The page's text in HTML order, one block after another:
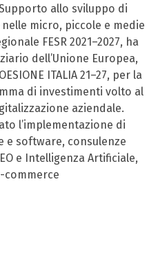
allo sviluppo di
micro, piccole e medie
FESR 2021–2027, ha
dell’Unione Europea,
ITALIA 21–27, per la
di investimenti volto al
aziendale.
l’implementazione di
software, consulenze
e Intelligenza Artificiale,
commerce